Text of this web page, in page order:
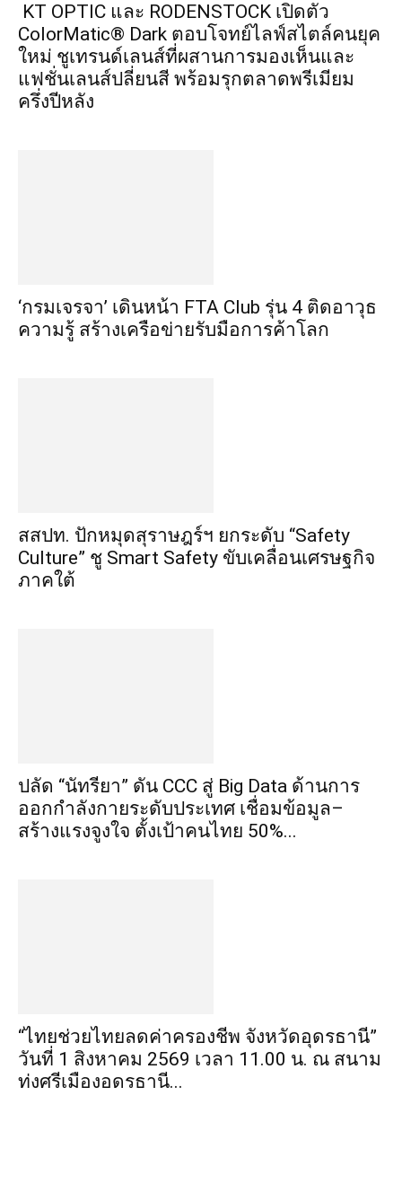
KT OPTIC และ RODENSTOCK เปิดตัว
ColorMatic® Dark ตอบโจทย์ไลฟ์สไตล์คนยุค
ใหม่ ชูเทรนด์เลนส์ที่ผสานการมองเห็นและ
แฟชั่นเลนส์ปลี่ยนสี พร้อมรุกตลาดพรีเมียม
ครึ่งปีหลัง
‘กรมเจรจา’ เดินหน้า FTA Club รุ่น 4 ติดอาวุธ
ความรู้ สร้างเครือข่ายรับมือการค้าโลก
สสปท. ปักหมุดสุราษฎร์ฯ ยกระดับ “Safety
Culture” ชู Smart Safety ขับเคลื่อนเศรษฐกิจ
ภาคใต้
ปลัด “นัทรียา” ดัน CCC สู่ Big Data ด้านการ
ออกกำลังกายระดับประเทศ เชื่อมข้อมูล–
สร้างแรงจูงใจ ตั้งเป้าคนไทย 50%...
“ไทยช่วยไทยลดค่าครองชีพ จังหวัดอุดรธานี”
วันที่ 1 สิงหาคม 2569 เวลา 11.00 น. ณ สนาม
ทุ่งศรีเมืองอุดรธานี...